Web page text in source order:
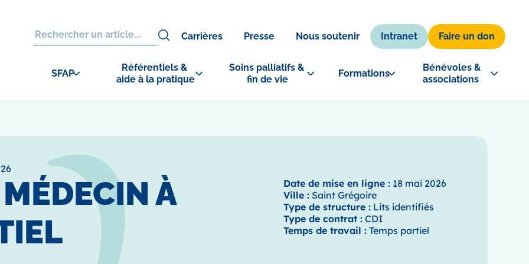
Carrières Presse Nous soutenir Intranet Faire un don
SFAP
Référentiels &
aide à la pratique
Soins palliatifs &
fin de vie
Formations
Bénévoles &
associations
À
Date de mise en ligne : 18 mai 2026
Ville : Saint Grégoire
Type de structure : Lits identifiés
Type de contrat : CDI
Temps de travail : Temps partiel